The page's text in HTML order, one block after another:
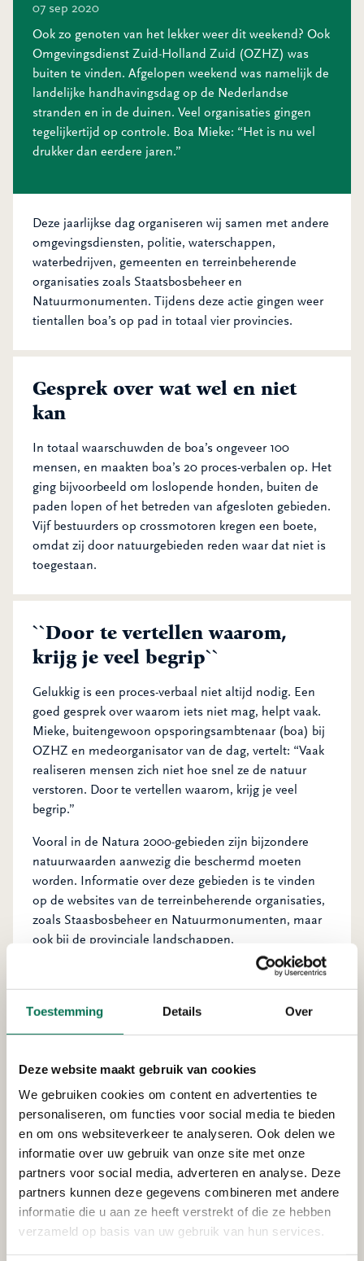
Toestemming Details Over
Deze website maakt gebruik van cookies
We gebruiken cookies om content en advertenties te
personaliseren, om functies voor social media te bieden
en om ons websiteverkeer te analyseren. Ook delen we
informatie over uw gebruik van onze site met onze
partners voor social media, adverteren en analyse. Deze
partners kunnen deze gegevens combineren met andere
informatie die u aan ze heeft verstrekt of die ze hebben
verzameld op basis van uw gebruik van hun services.
07 sep 2020
Ook zo genoten van het lekker weer dit weekend? Ook
Omgevingsdienst Zuid-Holland Zuid (OZHZ) was
buiten te vinden. Afgelopen weekend was namelijk de
landelijke handhavingsdag op de Nederlandse
stranden en in de duinen. Veel organisaties gingen
tegelijkertijd op controle. Boa Mieke: “Het is nu wel
drukker dan eerdere jaren.”
Deze jaarlijkse dag organiseren wij samen met andere
omgevingsdiensten, politie, waterschappen,
waterbedrijven, gemeenten en terreinbeherende
organisaties zoals Staatsbosbeheer en
Natuurmonumenten. Tijdens deze actie gingen weer
tientallen boa’s op pad in totaal vier provincies.
Gesprek over wat wel en niet
kan
In totaal waarschuwden de boa’s ongeveer 100
mensen, en maakten boa’s 20 proces-verbalen op. Het
ging bijvoorbeeld om loslopende honden, buiten de
paden lopen of het betreden van afgesloten gebieden.
Vijf bestuurders op crossmotoren kregen een boete,
omdat zij door natuurgebieden reden waar dat niet is
toegestaan.
``Door te vertellen waarom,
krijg je veel begrip``
Gelukkig is een proces-verbaal niet altijd nodig. Een
goed gesprek over waarom iets niet mag, helpt vaak.
Mieke, buitengewoon opsporingsambtenaar (boa) bij
OZHZ en medeorganisator van de dag, vertelt: “Vaak
realiseren mensen zich niet hoe snel ze de natuur
verstoren. Door te vertellen waarom, krijg je veel
begrip.”
Vooral in de Natura 2000-gebieden zijn bijzondere
natuurwaarden aanwezig die beschermd moeten
worden. Informatie over deze gebieden is te vinden
op de websites van de terreinbeherende organisaties,
zoals Staasbosbeheer en Natuurmonumenten, maar
ook bij de provinciale landschappen,
drinkwaterbedrijven en de waterschappen. In de
gebieden zelf is veel bebording aanwezig. Hier lees je
plantensoorten, dieren, vogels, ook wat daar wel en
niet is toegestaan.
Vaker buiten de paden
Mieke: “We zien de laatste tijd wel dat het door
corona drukker is in de natuurgebieden. Mensen
zoeken elkaar op, organiseren activiteiten. En dat het
liefst buiten, op een rustig plekje in de natuur.” En
vaak kan dit ook, maar soms heeft de natuur er last
van. “We zien dat mensen steeds vaker buiten de
wegen en paden wandelen. Bijvoorbeeld omdat de